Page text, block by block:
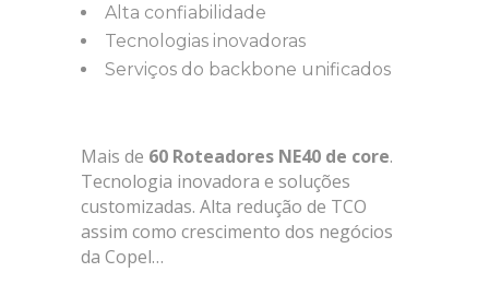
Alta confiabilidade
Tecnologias inovadoras
Serviços do backbone unificados
Mais de 60 Roteadores NE40 de core.
Tecnologia inovadora e soluções
customizadas. Alta redução de TCO
assim como crescimento dos negócios
da Copel…